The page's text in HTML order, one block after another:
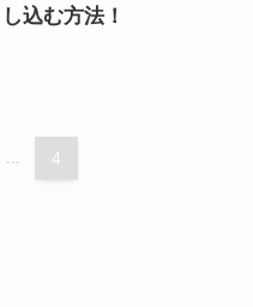
込む方法！
... 4